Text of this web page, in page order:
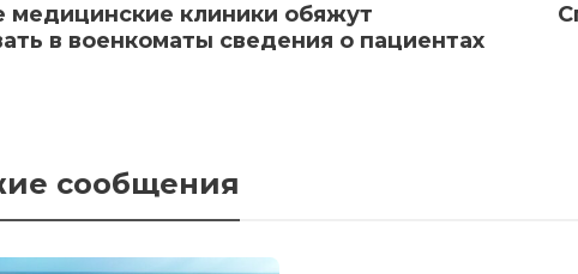
медицинские клиники обяжут
в военкоматы сведения о пациентах
сообщения